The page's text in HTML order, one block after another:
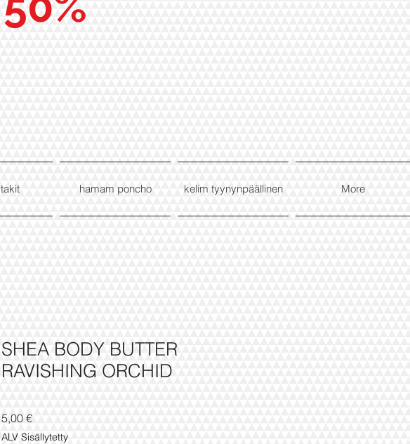
hamam poncho kelim tyynynpäällinen More
SHEA BODY BUTTER
RAVISHING ORCHID
5,00 €Hinta
ALV Sisällytetty